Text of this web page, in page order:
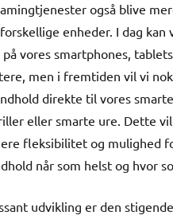
også blive
enheder. I dag kan
vores smartphones,
men i fremtiden vil vi
direkte til vores
eller smarte ure. Dette
fleksibilitet og mulighed
når som helst og hvor
udvikling er den stigende